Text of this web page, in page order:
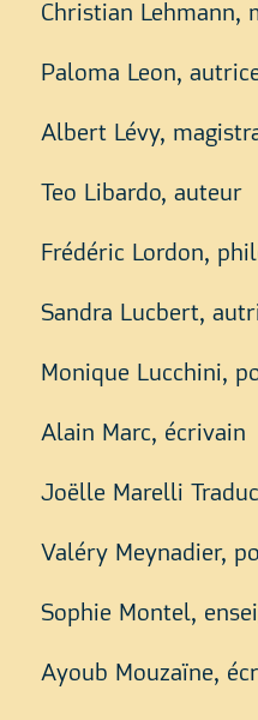
Christian Lehmann,
Paloma Leon,
Albert Lévy,
Teo Libardo, auteur
Frédéric Lordon,
Sandra Lucbert,
Monique Lucchini,
Alain Marc, écrivain
Joëlle Marelli
Valéry Meynadier,
Sophie Montel,
Ayoub Mouzaïne,